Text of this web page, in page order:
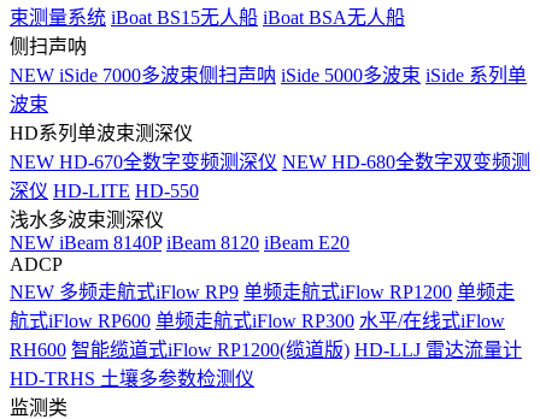
束测量系统 iBoat BS15无人船 iBoat BSA无人船
侧扫声呐
NEW iSide 7000多波束侧扫声呐 iSide 5000多波束 iSide 系列单
波束
HD系列单波束测深仪
NEW HD-670全数字变频测深仪 NEW HD-680全数字双变频测
深仪 HD-LITE HD-550
浅水多波束测深仪
NEW iBeam 8140P iBeam 8120 iBeam E20
ADCP
NEW 多频走航式iFlow RP9 单频走航式iFlow RP1200 单频走
航式iFlow RP600 单频走航式iFlow RP300 水平/在线式iFlow
RH600 智能缆道式iFlow RP1200(缆道版) HD-LLJ 雷达流量计
HD-TRHS 土壤多参数检测仪
监测类